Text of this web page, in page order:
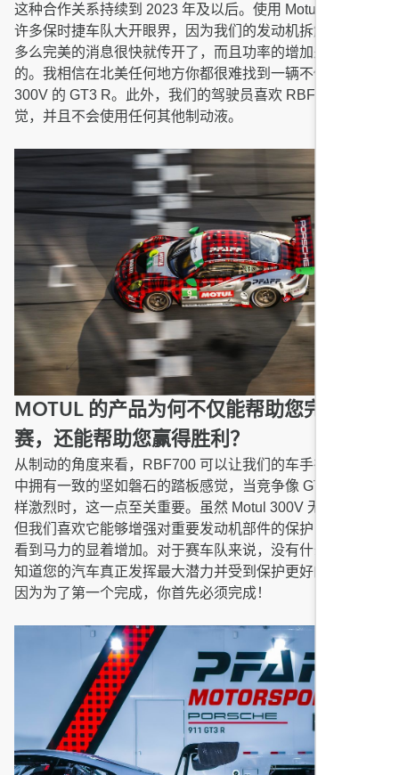
这种合作关系持续到 2023 年及以后。使用 Motul 300V 让
许多保时捷车队大开眼界，因为我们的发动机拆解后看起来
多么完美的消息很快就传开了，而且功率的增加是不可否认
的。我相信在北美任何地方你都很难找到一辆不使用 Motul
300V 的 GT3 R。此外，我们的驾驶员喜欢 RBF700 的感
觉，并且不会使用任何其他制动液。
MOTUL 的产品为何不仅能帮助您完成比
赛，还能帮助您赢得胜利？
从制动的角度来看，RBF700 可以让我们的车手在整个比赛
中拥有一致的坚如磐石的踏板感觉，当竞争像 GTD Pro 一
样激烈时，这一点至关重要。虽然 Motul 300V 无需介绍，
但我们喜欢它能够增强对重要发动机部件的保护，而且还能
看到马力的显着增加。对于赛车队来说，没有什么比有信心
知道您的汽车真正发挥最大潜力并受到保护更好的感觉了。
因为为了第一个完成，你首先必须完成！